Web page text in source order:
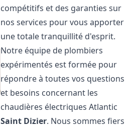
compétitifs et des garanties sur
nos services pour vous apporter
une totale tranquillité d'esprit.
Notre équipe de plombiers
expérimentés est formée pour
répondre à toutes vos questions
et besoins concernant les
chaudières électriques Atlantic
Saint Dizier. Nous sommes fiers